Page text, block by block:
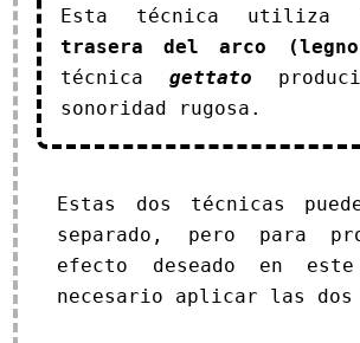
Esta técnica
trasera del arco
técnicagettato
sonoridad rugosa.
Estas dos técnicas
separado, pero para
efecto deseado en
necesario aplicar las